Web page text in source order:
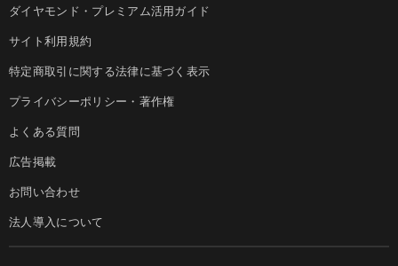
ダイヤモンド・プレミアム活用ガイド
サイト利用規約
特定商取引に関する法律に基づく表示
プライバシーポリシー・著作権
よくある質問
広告掲載
お問い合わせ
法人導入について